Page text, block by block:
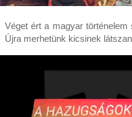
Véget ért a magyar
Újra merhetünk kicsinek